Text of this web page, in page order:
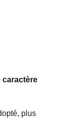
caractère
plus